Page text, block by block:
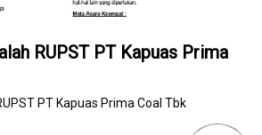
RUPST PT Kapuas Prima
PT Kapuas Prima Coal Tbk